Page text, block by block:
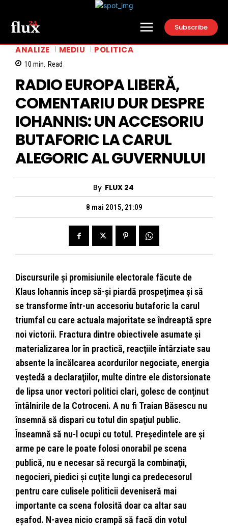
Subscribe
ANALIZE MEDIU POLITICA
10 min. Read
RADIO EUROPA LIBERĂ,
COMENTARIU DUR DESPRE
IOHANNIS: UN ACCESORIU
BUTAFORIC LA CARUL
ALEGORIC AL GUVERNULUI
By FLUX 24
8 mai 2015, 21:09
Discursurile şi promisiunile electorale făcute de
Klaus Iohannis încep să-şi piardă prospeţimea şi să
se transforme într-un accesoriu butaforic la carul
triumfal cu care actuala majoritate se îndreaptă spre
noi victorii. Fractura dintre obiectivele asumate şi
materializarea lor în practică, reacţiile întârziate sau
absente la încălcarea acordurilor negociate, energia
veştedă a declaraţiilor, multe dintre ele distorsionate
de lipsa unor vectori politici clari, golesc de conţinut
întâlnirile de la Cotroceni. A nu fi Traian Băsescu nu
însemnă să dispari cu totul din spaţiul public.
Înseamnă să nu-l ocupi cu totul. Preşedintele are şi
arme pe care le poate folosi onorabil pe scena
publică, nu e necesar să recurgă la combinaţii,
negocieri, piedici şi cuţite lungi ca predecesorul
pentru care culisele politicii deveniseră mai
importante ca scena folosită doar ca altar sau
eşafod. N-avea nicio crampă să facă din votul